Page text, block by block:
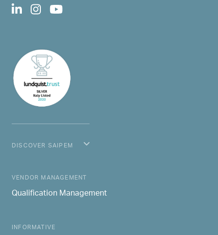
DISCOVER SAIPEM
MAIN NAVIGATION
VENDOR MANAGEMENT
Qualification Management
INFORMATIVE